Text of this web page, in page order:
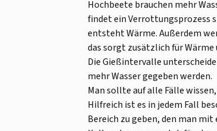
Hochbeete brauchen mehr
findet ein Verrottungsprozess
entsteht Wärme. Außerdem
das sorgt zusätzlich für
Die Gießintervalle
mehr Wasser gegeben werden.
Man sollte auf alle Fälle
Hilfreich ist es in jedem Fall
Bereich zu geben, den man